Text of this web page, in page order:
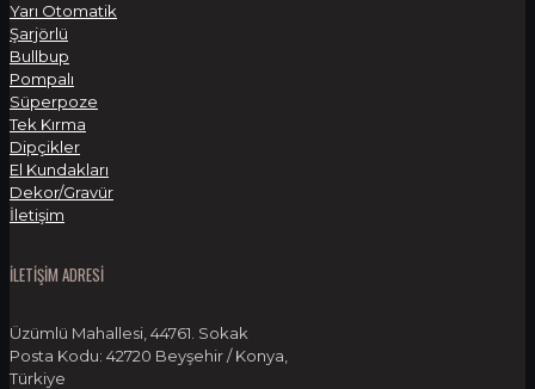
Yarı Otomatik
Şarjörlü
Bullbup
Pompalı
Süperpoze
Tek Kırma
Dipçikler
El Kundakları
Dekor/Gravür
İletişim
İLETİŞİM ADRESİ
Üzümlü Mahallesi, 44761. Sokak
Posta Kodu: 42720 Beyşehir / Konya,
Türkiye